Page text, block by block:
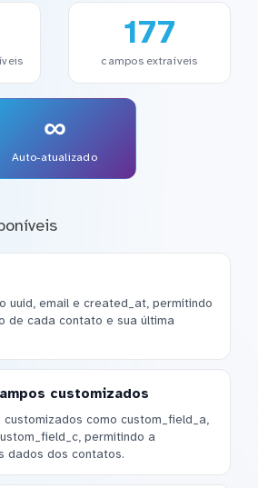
177
campos extraíveis
∞
Auto-atualizado
uuid, email e created_at, permitindo
de cada contato e sua última
customizados
como custom_field_a,
permitindo a
dados dos contatos.